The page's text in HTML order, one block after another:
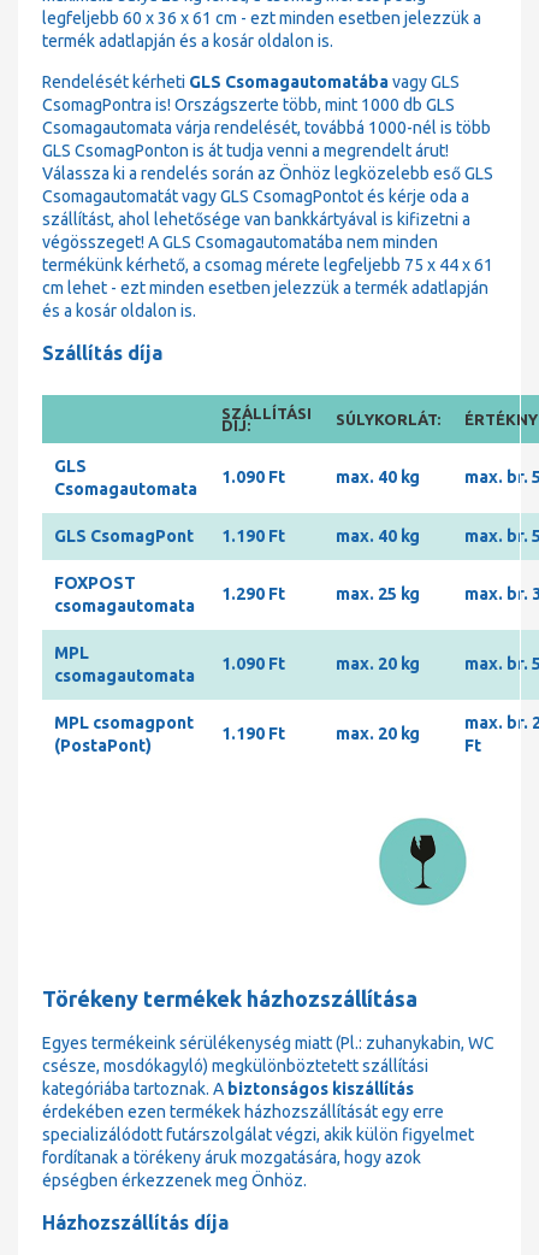
legfeljebb 60 x 36 x 61 cm - ezt minden esetben jelezzük a
termék adatlapján és a kosár oldalon is.
Rendelését kérheti GLS Csomagautomatábavagy GLS
CsomagPontra is! Országszerte több, mint 1000 db GLS
Csomagautomata várja rendelését, továbbá 1000-nél is több
GLS CsomagPonton is át tudja venni a megrendelt árut!
Válassza ki a rendelés során az Önhöz legközelebb eső GLS
Csomagautomatát vagy GLS CsomagPontot és kérje oda a
szállítást, ahol lehetősége van bankkártyával is kifizetni a
végösszeget! A GLS Csomagautomatába nem minden
termékünk kérhető, a csomag mérete legfeljebb 75 x 44 x 61
cm lehet - ezt minden esetben jelezzük a termék adatlapján
és a kosár oldalon is.
Szállítás díja
SZÁLLÍTÁSI
DÍJ: SÚLYKORLÁT:
GLS
Csomagautomata
1.090 Ft max. 40 kg max. br.
GLS CsomagPont 1.190 Ft max. 40 kg max. br.
FOXPOST
csomagautomata
1.290 Ft max. 25 kg max. br.
MPL
csomagautomata
1.090 Ft max. 20 kg max. br.
MPL csomagpont
(PostaPont)
1.190 Ft max. 20 kg
max. br.
Ft
Törékeny termékek házhozszállítása
Egyes termékeink sérülékenység miatt (Pl.: zuhanykabin, WC
csésze, mosdókagyló) megkülönböztetett szállítási
kategóriába tartoznak. A biztonságos kiszállítás
érdekében ezen termékek házhozszállítását egy erre
specializálódott futárszolgálat végzi, akik külön figyelmet
fordítanak a törékeny áruk mozgatására, hogy azok
épségben érkezzenek meg Önhöz.
Házhozszállítás díja